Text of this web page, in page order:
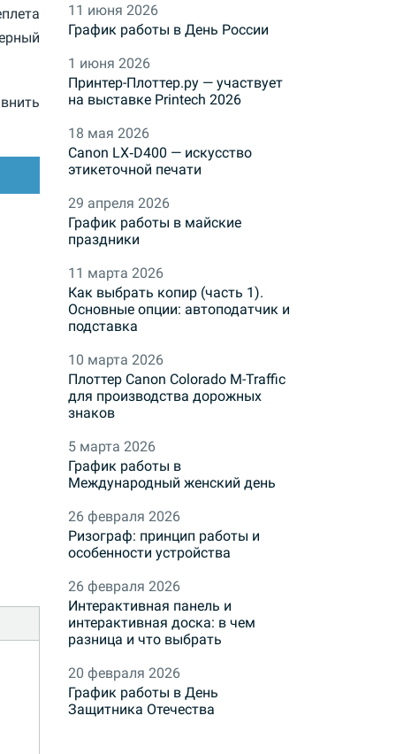
11 июня 2026
График работы в День России
1 июня 2026
Принтер-Плоттер.ру — участвует
на выставке Printech 2026
18 мая 2026
Canon LX‑D400 — искусство
этикеточной печати
29 апреля 2026
График работы в майские
праздники
11 марта 2026
Как выбрать копир (часть 1).
Основные опции: автоподатчик и
подставка
10 марта 2026
Плоттер Canon Colorado M-Traffic
для производства дорожных
знаков
5 марта 2026
График работы в
Международный женский день
26 февраля 2026
Ризограф: принцип работы и
особенности устройства
26 февраля 2026
Интерактивная панель и
интерактивная доска: в чем
разница и что выбрать
20 февраля 2026
График работы в День
Защитника Отечества